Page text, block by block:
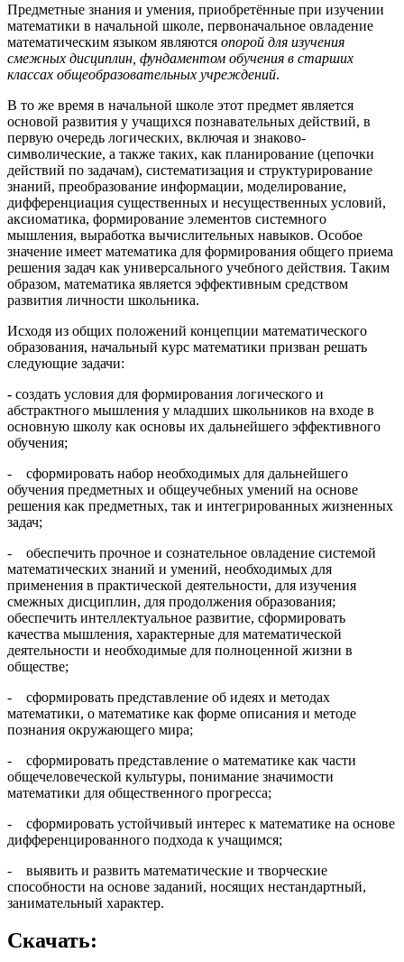
Предметные знания и умения, приобретённые при изучении
математики в начальной школе, первоначальное овладение
математическим языком являются опорой для изучения
смежных дисциплин, фундаментом обучения в старших
классах общеобразовательных учреждений.
В то же время в начальной школе этот предмет является
основой развития у учащихся познавательных действий, в
первую очередь логических, включая и знаково-
символические, а также таких, как планирование (цепочки
действий по задачам), систематизация и структурирование
знаний, преобразование информации, моделирование,
дифференциация существенных и несущественных условий,
аксиоматика, формирование элементов системного
мышления, выработка вычислительных навыков. Особое
значение имеет математика для формирования общего приема
решения задач как универсального учебного действия. Таким
образом, математика является эффективным средством
развития личности школьника.
Исходя из общих положений концепции математического
образования, начальный курс математики призван решать
следующие задачи:
- создать условия для формирования логического и
абстрактного мышления у младших школьников на входе в
основную школу как основы их дальнейшего эффективного
обучения;
- сформировать набор необходимых для дальнейшего
обучения предметных и общеучебных умений на основе
решения как предметных, так и интегрированных жизненных
задач;
- обеспечить прочное и сознательное овладение системой
математических знаний и умений, необходимых для
применения в практической деятельности, для изучения
смежных дисциплин, для продолжения образования;
обеспечить интеллектуальное развитие, сформировать
качества мышления, характерные для математической
деятельности и необходимые для полноценной жизни в
обществе;
- сформировать представление об идеях и методах
математики, о математике как форме описания и методе
познания окружающего мира;
- сформировать представление о математике как части
общечеловеческой культуры, понимание значимости
математики для общественного прогресса;
- сформировать устойчивый интерес к математике на основе
дифференцированного подхода к учащимся;
- выявить и развить математические и творческие
способности на основе заданий, носящих нестандартный,
занимательный характер.
Скачать: